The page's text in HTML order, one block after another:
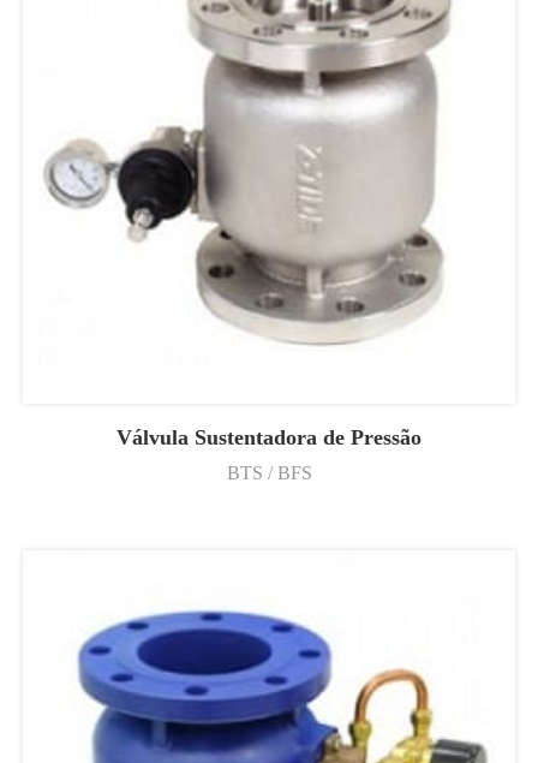
Válvula Sustentadora de Pressão
BTS / BFS